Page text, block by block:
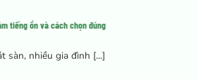
tiếng ồn và cách chọn đúng
sàn, nhiều gia đình [...]